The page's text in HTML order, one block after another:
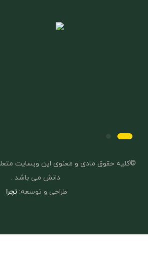
©کلیه حقوق مادی و معنوی این وبسایت
دانش می باشد .
طراحی و توسعه:تچرا